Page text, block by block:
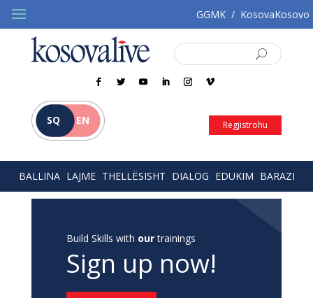
GGMK / KosovaKosovo
SQ EN Regjistrohu
BALLINA LAJME THELLËSISHT DIALOG EDUKIM BARAZI
Build Skills with ourtrainings
Sign up now!